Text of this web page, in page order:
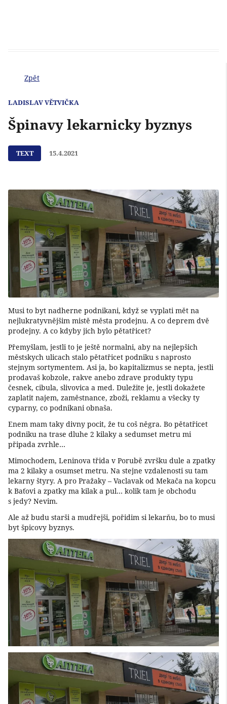
Zpět
LADISLAV VĚTVIČKA
Špinavy lekarnicky byznys
TEXT 15.4.2021
Musi to byt nadherne podnikani, když se vyplati mět na
nejlukratyvnějšim mistě města prodejnu. A co deprem dvě
prodejny. A co kdyby jich bylo pětatřicet?
Přemyšlam, jestli to je ještě normalni, aby na nejlepšich
městskych ulicach stalo pětatřicet podniku s naprosto
stejnym sortymentem. Asi ja, bo kapitalizmus se nepta, jestli
prodavaš kobzole, rakve anebo zdrave produkty typu
česnek, cibula, slivovica a med. Duležite je, jestli dokažete
zaplatit najem, zaměstnance, zboži, reklamu a všecky ty
cyparny, co podnikani obnaša.
Enem mam taky divny pocit, že tu coš něgra. Bo pětatřicet
podniku na trase dluhe 2 kilaky a sedumset metru mi
připada zvrhle…
Mimochodem, Leninova třida v Porubě zvršku dule a zpatky
ma 2 kilaky a osumset metru. Na stejne vzdalenosti su tam
lekarny štyry. A pro Pražaky – Vaclavak od Mekača na kopcu
k Baťovi a zpatky ma kilak a pul… kolik tam je obchodu
s jedy? Nevim.
Ale až budu starši a mudřejši, pořidim si lekarňu, bo to musi
byt špicovy byznys.